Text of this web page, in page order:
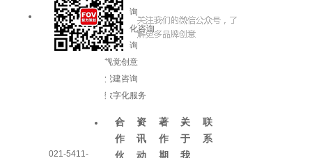
021-5411-
品牌咨询
企业文化咨询
增长咨询
视觉创意
党建咨询
数字化服务
合
作
伙
资
讯
动
著
作
期
关
于
我
联
系